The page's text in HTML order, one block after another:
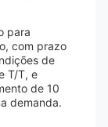
para
com prazo
de
T/T, e
de 10
demanda.